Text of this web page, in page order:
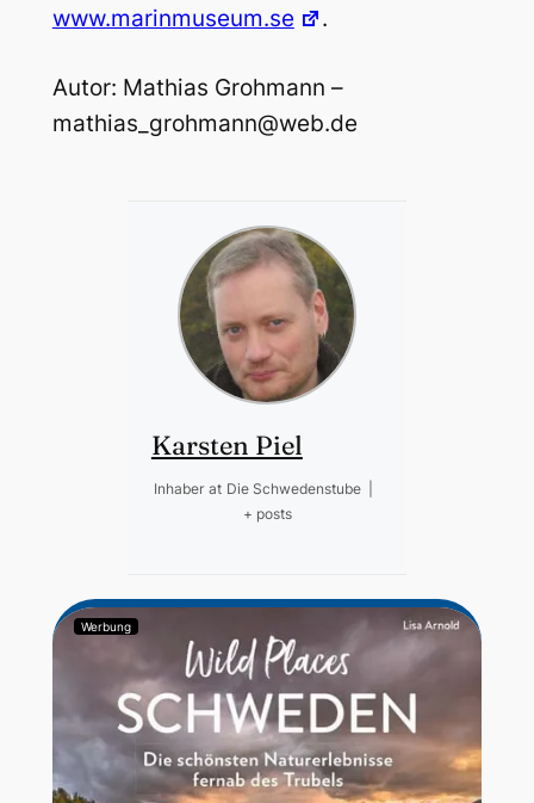
www.marinmuseum.se
.
Autor: Mathias Grohmann –
mathias_grohmann@web.de
Karsten Piel
Inhaber at Die Schwedenstube
+ posts
Werbung